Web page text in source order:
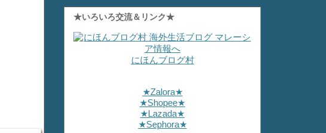
★いろいろ交流＆リンク★
にほんブログ村
★Zalora★
★Shopee★
★Lazada★
★Sephora★